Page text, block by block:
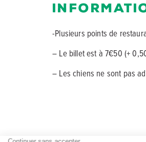
-Plusieurs points de
– Le billet est à 7€50 (+
– Les chiens ne sont pas